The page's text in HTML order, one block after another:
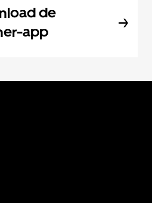
de
app